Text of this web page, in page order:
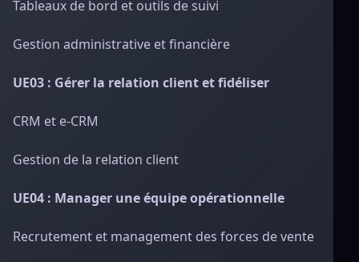
Tableaux de bord et outils de suivi
Gestion administrative et financière
UE03 : Gérer la relation client et fidéliser
CRM et e-CRM
Gestion de la relation client
UE04 : Manager une équipe opérationnelle
Recrutement et management des forces de vente